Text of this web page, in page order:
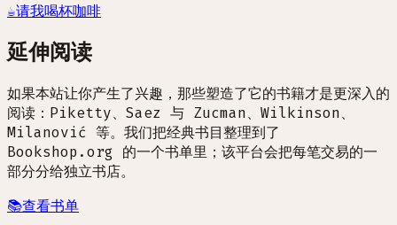
☕请我喝杯咖啡
延伸阅读
如果本站让你产生了兴趣，那些塑造了它的书籍才是更深入的
阅读：Piketty、Saez 与 Zucman、Wilkinson、
Milanović 等。我们把经典书目整理到了
Bookshop.org 的一个书单里；该平台会把每笔交易的一
部分分给独立书店。
📚查看书单